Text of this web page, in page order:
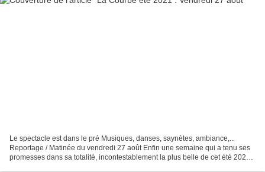
Le spectacle est dans le pré Musiques, danses, saynètes, ambiance,...
Reportage / Matinée du vendredi 27 août Enfin une semaine qui a tenu ses
promesses dans sa totalité, incontestablement la plus belle de cet été 2021.